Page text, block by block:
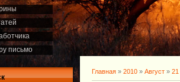
письмо
Главная » 2010 » Август » 21